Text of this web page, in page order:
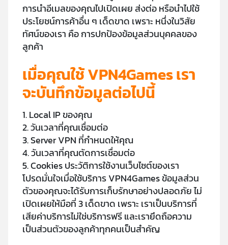
การนำอีเมลของคุณไปเปิดเผย ส่งต่อ หรือนำไปใช้
ประโยชน์การค้าอื่น ๆ เด็ดขาด เพราะ หนึ่งในวิสัย
ทัศน์ของเรา คือ การปกป้องข้อมูลส่วนบุคคลของ
ลูกค้า
เมื่อคุณใช้ VPN4Games เรา
จะบันทึกข้อมูลต่อไปนี้
1. Local IP ของคุณ
2. วันเวลาที่คุณเชื่อมต่อ
3. Server VPN ที่กำหนดให้คุณ
4. วันเวลาที่คุณตัดการเชื่อมต่อ
5. Cookies ประวัติการใช้งานเว็บไซต์ของเรา
โปรดมั่นใจเมื่อใช้บริการ VPN4Games ข้อมูลส่วน
ตัวของคุณจะได้รับการเก็บรักษาอย่างปลอดภัย ไม่
เปิดเผยให้มือที่ 3 เด็ดขาด เพราะ เราเป็นบริการที่
เสียค่าบริการไม่ใช่บริการฟรี และเรายึดถือความ
เป็นส่วนตัวของลูกค้าทุกคนเป็นสำคัญ